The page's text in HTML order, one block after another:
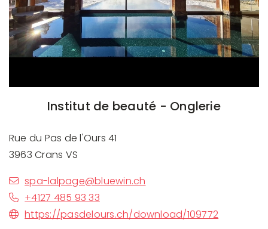
Institut de beauté - Onglerie
Rue du Pas de l'Ours 41
3963 Crans VS
spa-lalpage@bluewin.ch
+4127 485 93 33
https://pasdelours.ch/download/109772